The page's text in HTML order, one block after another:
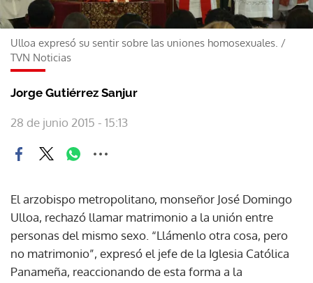
Ulloa expresó su sentir sobre las uniones homosexuales. /
TVN Noticias
Jorge Gutiérrez Sanjur
28 de junio 2015 - 15:13
El arzobispo metropolitano, monseñor José Domingo
Ulloa, rechazó llamar matrimonio a la unión entre
personas del mismo sexo. “Llámenlo otra cosa, pero
no matrimonio”, expresó el jefe de la Iglesia Católica
Panameña, reaccionando de esta forma a la